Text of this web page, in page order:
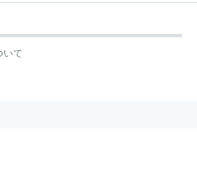
いて